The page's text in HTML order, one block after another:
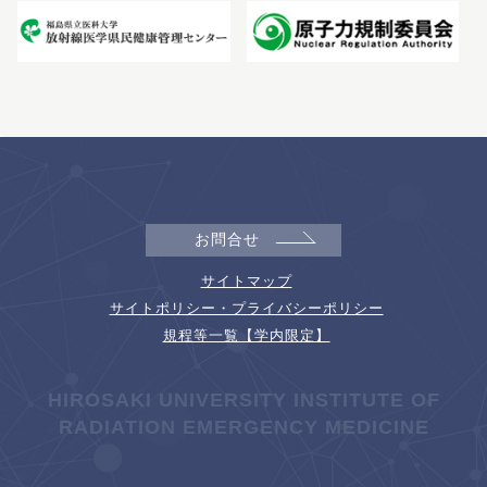
お問合せ
サイトマップ
サイトポリシー・プライバシーポリシー
規程等一覧【学内限定】
HIROSAKI UNIVERSITY INSTITUTE OF
RADIATION EMERGENCY MEDICINE